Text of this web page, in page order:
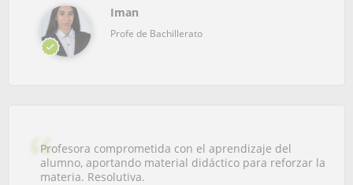
Iman
Profe de Bachillerato
Profesora comprometida con el aprendizaje del
alumno, aportando material didáctico para reforzar la
materia. Resolutiva.